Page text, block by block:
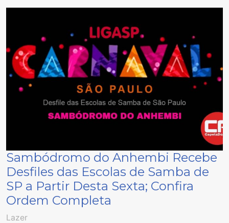
Sambódromo do Anhembi Recebe
Desfiles das Escolas de Samba de
SP a Partir Desta Sexta; Confira
Ordem Completa
Lazer